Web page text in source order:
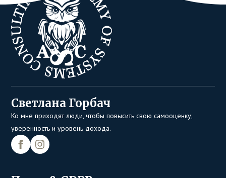
Светлана Горбач
Ко мне приходят люди, чтобы повысить свою самооценку,
уверенность и уровень дохода.